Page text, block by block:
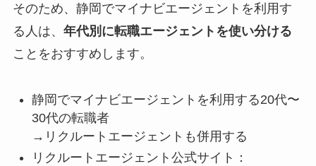
そのため、静岡でマイナビエージェントを利用す
る人は、 年代別に転職エージェントを使い分ける
ことをおすすめします。
静岡でマイナビエージェントを利用する20代〜
30代の転職者
→リクルートエージェントも併用する
リクルートエージェント公式サイト：